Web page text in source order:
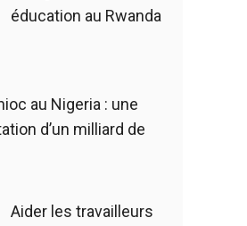
éducation au Rwanda
au Nigeria : une
d’un milliard de
Aider les travailleurs